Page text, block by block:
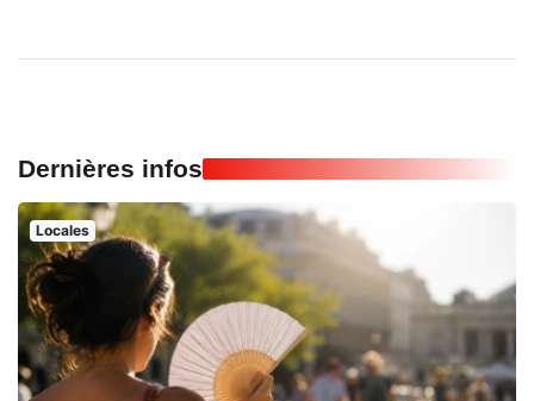
Dernières infos
Locales